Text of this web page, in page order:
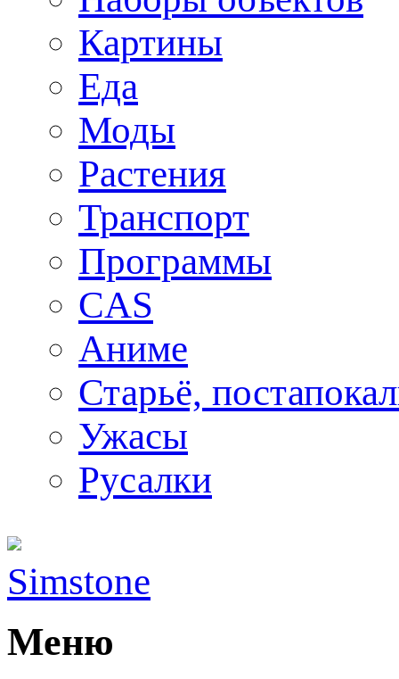
Картины
Еда
Моды
Растения
Транспорт
Программы
CAS
Аниме
Старьё,
Ужасы
Русалки
Simstone
Меню